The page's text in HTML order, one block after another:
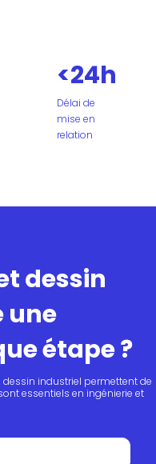
<24h
Délai de
mise en
relation
dessin
une
étape ?
industriel permettent de
essentiels en ingénierie et